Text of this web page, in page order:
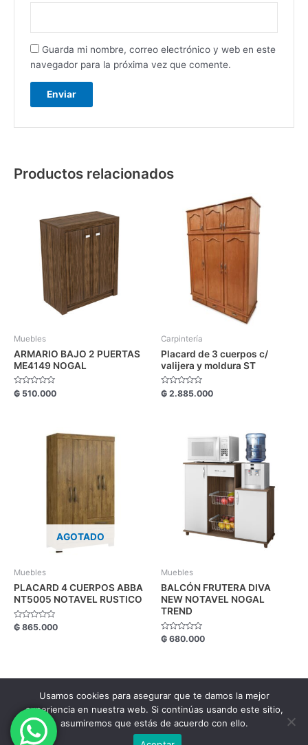
Guarda mi nombre, correo electrónico y web en este
navegador para la próxima vez que comente.
Productos relacionados
Muebles
ARMARIO BAJO 2 PUERTAS
ME4149 NOGAL
Valorado
con
₲ 510.000
Carpintería
Placard de 3 cuerpos c/
valijera y moldura ST
Valorado
con
₲ 2.885.000
AGOTADO
Muebles
PLACARD 4 CUERPOS ABBA
NT5005 NOTAVEL RUSTICO
Valorado
con
₲ 865.000
Muebles
BALCÓN FRUTERA DIVA
NEW NOTAVEL NOGAL
TREND
Valorado
con
₲ 680.000
Copyright FM Comercial © 2026.
Usamos cookies para asegurar que te damos la mejor
experiencia en nuestra web. Si continúas usando este sitio,
asumiremos que estás de acuerdo con ello.